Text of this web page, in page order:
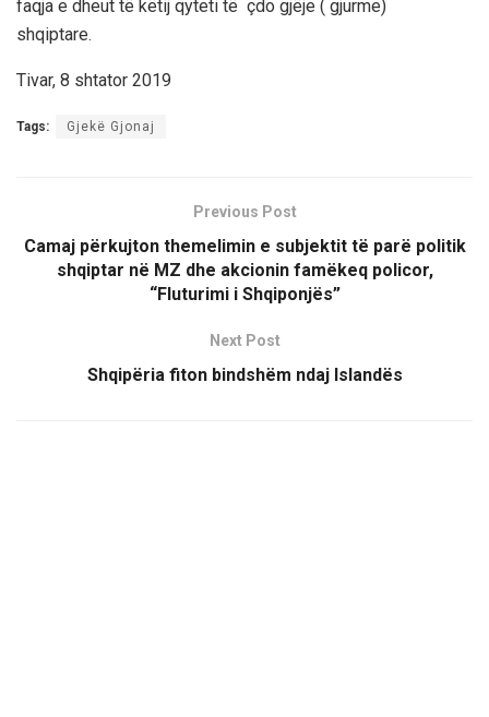
faqja e dheut të këtij qyteti të çdo gjëje ( gjurme)
shqiptare.
Tivar, 8 shtator 2019
Tags: Gjekë Gjonaj
Previous Post
Camaj përkujton themelimin e subjektit të parë politik
shqiptar në MZ dhe akcionin famëkeq policor,
“Fluturimi i Shqiponjës”
Next Post
Shqipëria fiton bindshëm ndaj Islandës